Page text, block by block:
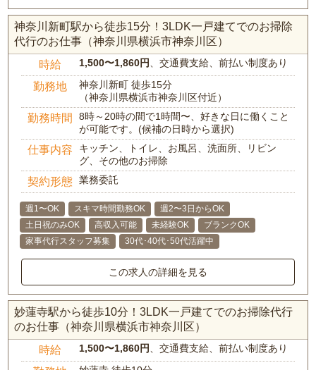
神奈川新町駅から徒歩15分！3LDK一戸建てでのお掃除
代行のお仕事（神奈川県横浜市神奈川区）
時給 1,500〜1,860円 、交通費支給、前払い制度あり
勤務地
神奈川新町 徒歩15分
（神奈川県横浜市神奈川区付近）
勤務時間
8時～20時の間で1時間〜、好きな日に働くこと
が可能です。(候補の日時から選択)
仕事内容
キッチン、トイレ、お風呂、洗面所、リビン
グ、その他のお掃除
契約形態 業務委託
週1〜OK スキマ時間勤務OK
週2〜3日からOK
土日祝のみOK
高収入可能 未経験OK
ブランクOK
家事代行スタッフ募集
30代･40代･50代活躍中
この求人の詳細を見る
妙蓮寺駅から徒歩10分！3LDK一戸建てでのお掃除代行
のお仕事（神奈川県横浜市神奈川区）
時給 1,500〜1,860円 、交通費支給、前払い制度あり